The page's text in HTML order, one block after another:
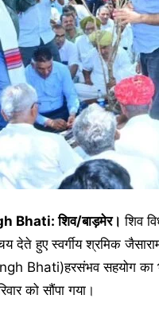
Bhati: शिव/बाड़मेर। शिव
देते हुए स्वर्गीय श्रमिक
Bhati)हरसंभव सहयोग का
को सौंपा गया।